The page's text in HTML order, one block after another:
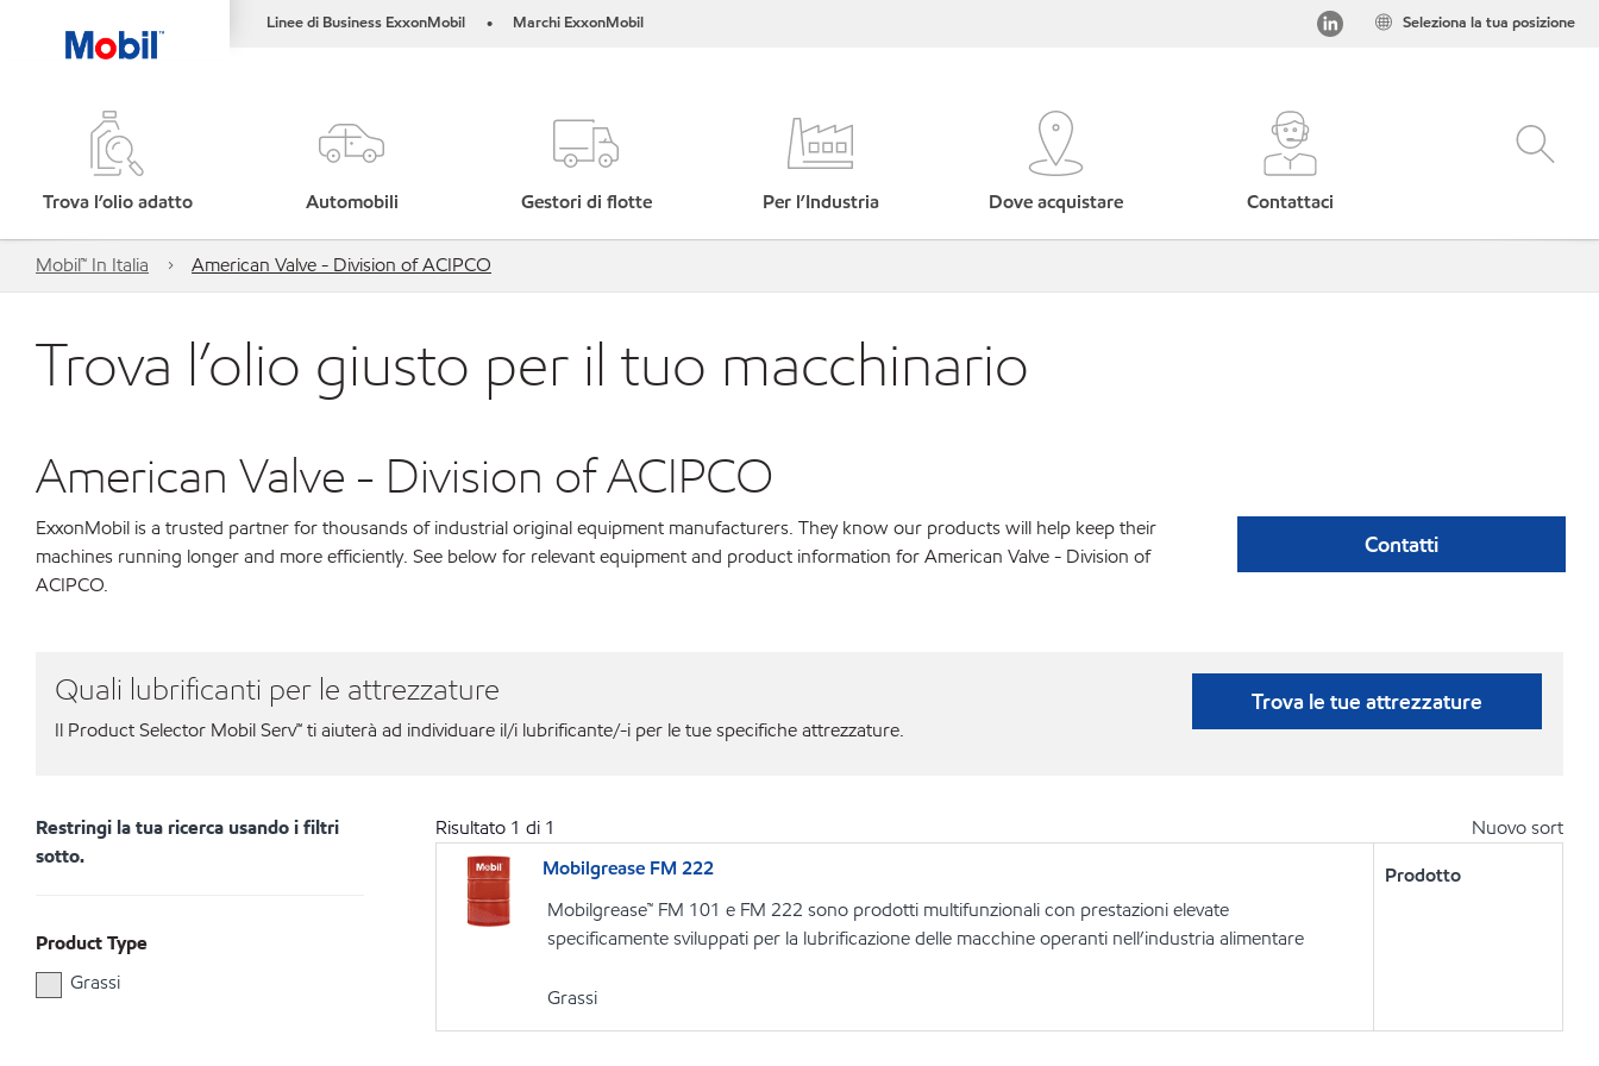
Linee di Business ExxonMobil • Marchi ExxonMobil Seleziona la tua posizione
Trova l’olio adatto Automobili Gestori di flotte Per l’Industria Dove acquistare Contattaci
Mobil™ In Italia American Valve - Division of ACIPCO
Trova l’olio giusto per il tuo macchinario
American Valve - Division of ACIPCO
ExxonMobil is a trusted partner for thousands of industrial original equipment manufacturers. They know our products will help keep their
machines running longer and more efficiently. See below for relevant equipment and product information for American Valve - Division of
ACIPCO.
Contatti
Quali lubrificanti per le attrezzature
Il Product Selector Mobil Serv℠ ti aiuterà ad individuare il/i lubrificante/-i per le tue specifiche attrezzature.
Trova le tue attrezzature
Restringi la tua ricerca usando i filtri
sotto.
Product Type
Grassi
Risultato 1 di 1
Nuovo sort
Mobilgrease FM 222
Mobilgrease™ FM 101 e FM 222 sono prodotti multifunzionali con prestazioni elevate
specificamente sviluppati per la lubrificazione delle macchine operanti nell’industria alimentare
Grassi
Prodotto